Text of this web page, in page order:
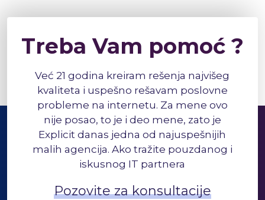
Treba Vam pomoć ?
Već 21 godina kreiram rešenja najvišeg
kvaliteta i uspešno rešavam poslovne
probleme na internetu. Za mene ovo
nije posao, to je i deo mene, zato je
Explicit danas jedna od najuspešnijih
malih agencija. Ako tražite pouzdanog i
iskusnog IT partnera
Pozovite za konsultacije